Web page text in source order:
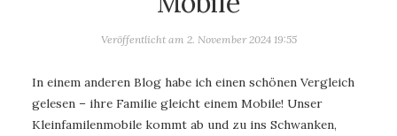
Veröffentlicht am 2. November 2024 19:55
In einem anderen Blog habe ich einen schönen Vergleich
gelesen – ihre Familie gleicht einem Mobile! Unser
Kleinfamilenmobile kommt ab und zu ins Schwanken,